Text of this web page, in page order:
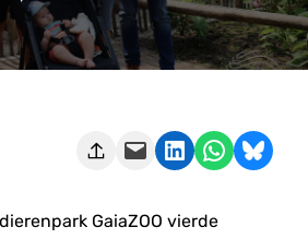
Deze pagina e-mailen Delen op LinkedIn Delen via WhatsApp Share on Bluesky
GaiaZOO vierde